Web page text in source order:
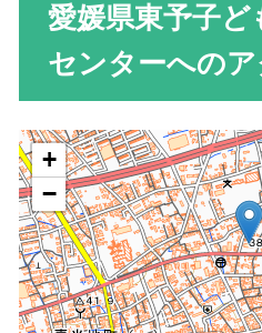
愛媛県東予子ど
センターへの